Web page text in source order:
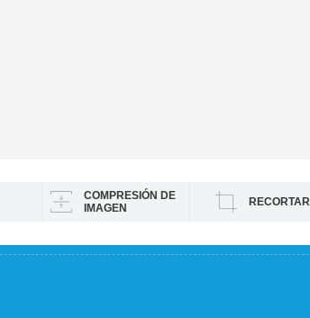
COMPRESIÓN DE
IMAGEN
RECORTAR